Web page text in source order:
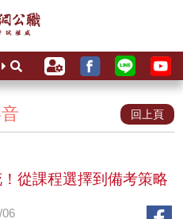
回上頁
從課程選擇到備考策略